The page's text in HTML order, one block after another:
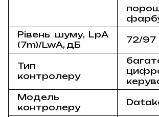
Рівень шуму, LpA
(7m)/LwA, дБ
72/97
Тип
контролеру
Модель
контролеру